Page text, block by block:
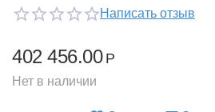
Написать отзыв
402 456.00 Р
Нет в наличии